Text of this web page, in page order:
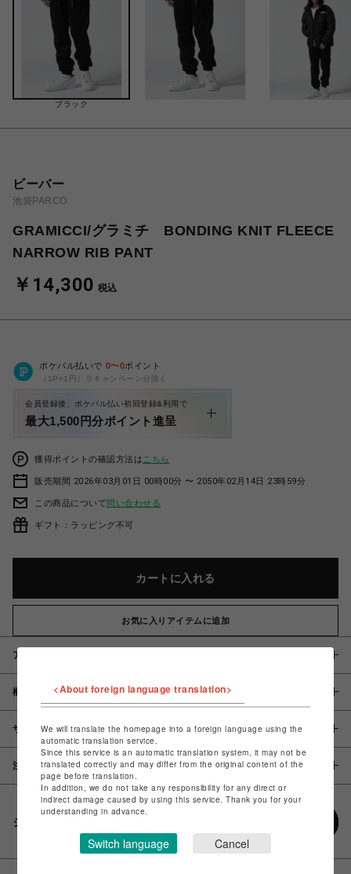
ブラック
ビーバー
池袋PARCO
GRAMICCI/グラミチ BONDING KNIT FLEECE
NARROW RIB PANT
￥14,300 税込
ポケパル払いで 0〜0ポイント
（1P=1円）※キャンペーン分除く
会員登録後、ポケパル払い初回登録&利用で
最大1,500円分ポイント進呈
獲得ポイントの確認方法は こちら
販売期間 2026年03月01日 00時00分 〜 2050年02月14日 23時59分
この商品について問い合わせる
ギフト：ラッピング不可
カートに入れる
お気に入りアイテムに追加
アイテム説明 / 素材
概要
サイズ
注意事項
シェアする
<About foreign language translation>
We will translate the homepage into a foreign language using the
automatic translation service.
Since this service is an automatic translation system, it may not be
translated correctly and may differ from the original content of the
page before translation.
In addition, we do not take any responsibility for any direct or
indirect damage caused by using this service. Thank you for your
understanding in advance.
Switch language Cancel